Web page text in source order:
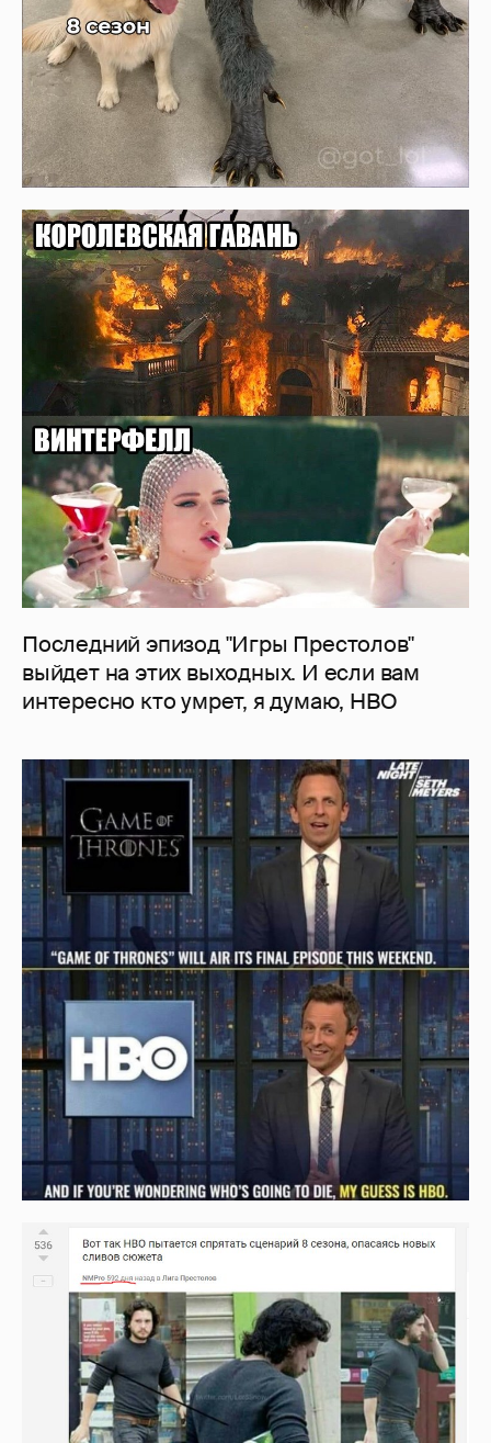
Последний эпизод "Игры Престолов"
выйдет на этих выходных. И если вам
интересно кто умрет, я думаю, HBO